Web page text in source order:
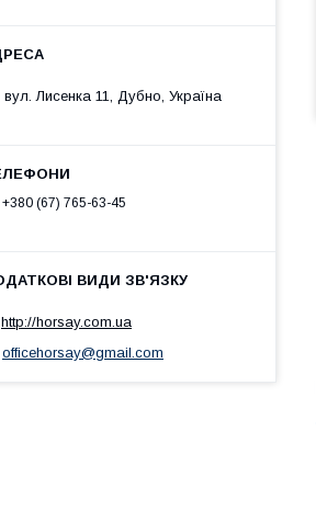
вул. Лисенка 11, Дубно, Україна
+380 (67) 765-63-45
http://horsay.com.ua
officehorsay@gmail.com